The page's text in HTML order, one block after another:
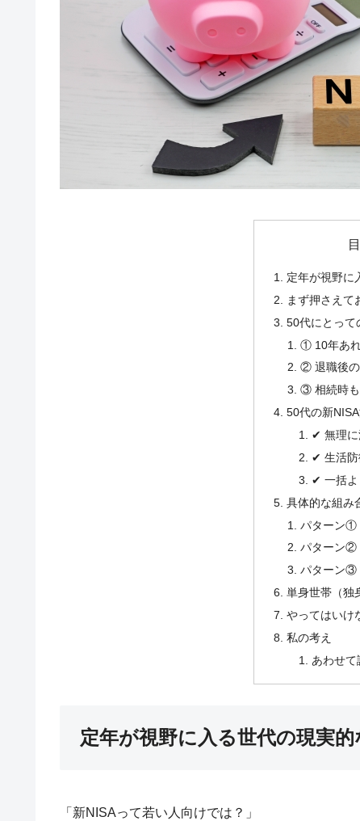
定年が視野に
まず押さえて
50代にとって
① 10年あ
② 退職後の
③ 相続時
50代の新
✔ 無理に
✔ 生活防
✔ 一括よ
具体的な組み
パターン①
パターン②
パターン③
単身世帯（独
やってはいけ
私の考え
あわせ
定年が視野に入る世代の現実
「新NISAって若い人向けでは？」